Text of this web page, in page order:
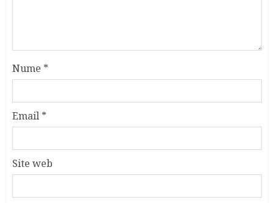
Nume *
Email *
Site web